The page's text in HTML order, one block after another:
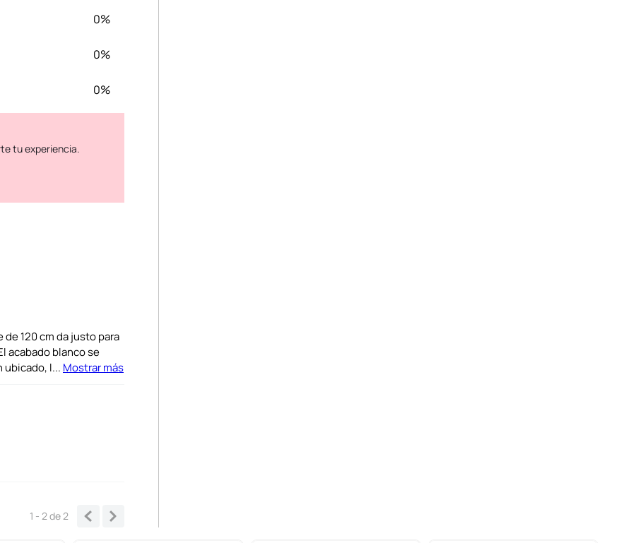
0%
0%
0%
120 cm da justo para
acabado blanco se
ubicado, l... Mostrar más
1 - 2de2